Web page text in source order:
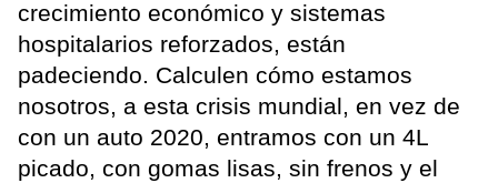
crecimiento económico y sistemas
hospitalarios reforzados, están
padeciendo. Calculen cómo estamos
nosotros, a esta crisis mundial, en vez de
con un auto 2020, entramos con un 4L
picado, con gomas lisas, sin frenos y el